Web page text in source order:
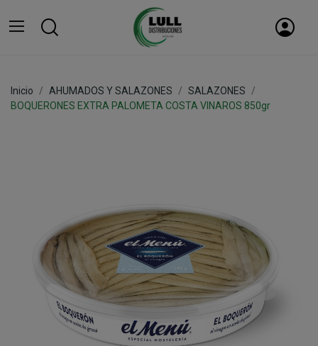
Inicio AHUMADOS Y SALAZONES
SALAZONES
BOQUERONES EXTRA PALOMETA COSTA VINAROS 850gr